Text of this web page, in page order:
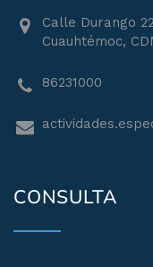
Calle Durango
Cuauhtémoc,
86231000
CONSULTA